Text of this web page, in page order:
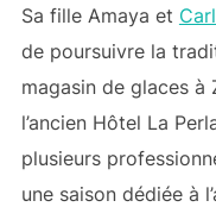
Sa fille Amaya et
de poursuivre la
magasin de glaces à
l’ancien Hôtel La
plusieurs
une saison dédiée à